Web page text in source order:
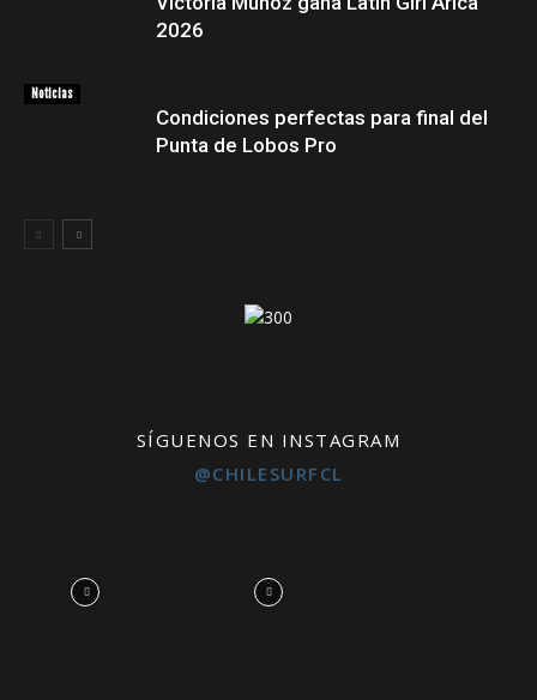
2026
Noticias
Condiciones perfectas para final del
Punta de Lobos Pro
SÍGUENOS EN INSTAGRAM
@CHILESURFCL